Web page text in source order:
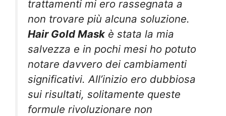
trattamenti mi ero rassegnata a
non trovare più alcuna soluzione.
Hair Gold Mask è stata la mia
salvezza e in pochi mesi ho potuto
notare davvero dei cambiamenti
significativi. All’inizio ero dubbiosa
sui risultati, solitamente queste
formule rivoluzionare non